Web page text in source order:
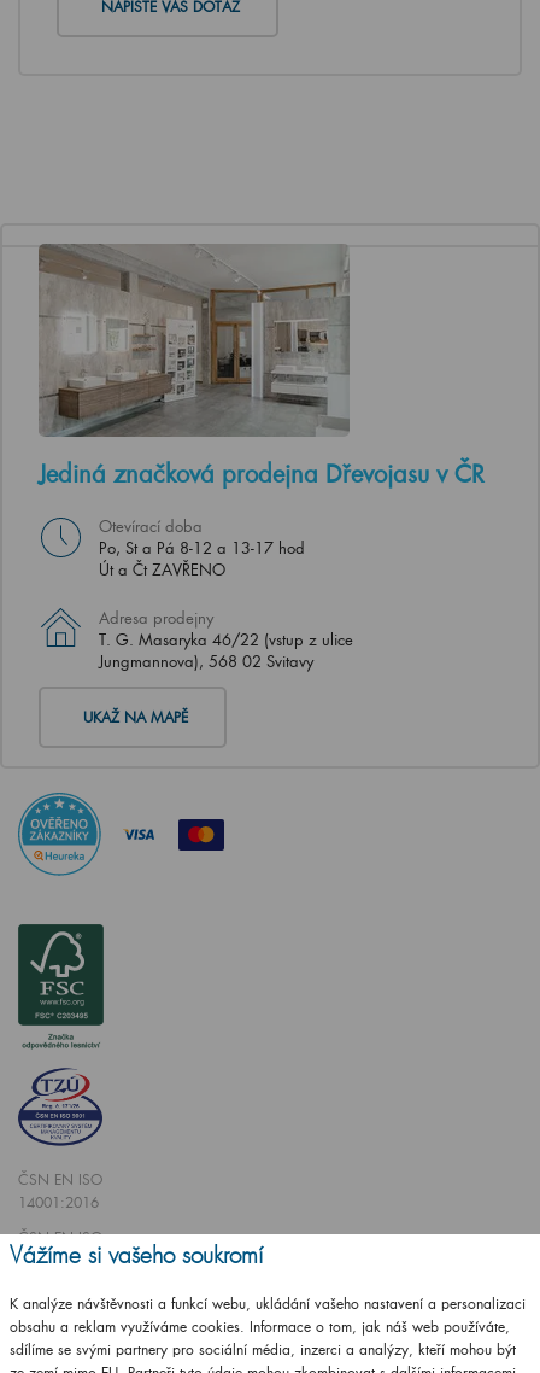
NAPIŠTE VÁŠ DOTAZ
Jediná značková prodejna Dřevojasu v ČR
Otevírací doba
Po, St a Pá 8-12 a 13-17 hod
Út a Čt ZAVŘENO
Adresa prodejny
T. G. Masaryka 46/22 (vstup z ulice
Jungmannova), 568 02 Svitavy
UKAŽ NA MAPĚ
ČSN EN ISO
14001:2016
ČSN EN ISO
9001:2016
Vážíme si vašeho soukromí
K analýze návštěvnosti a funkcí webu, ukládání vašeho nastavení a personalizaci
obsahu a reklam využíváme cookies. Informace o tom, jak náš web používáte,
sdílíme se svými partnery pro sociální média, inzerci a analýzy, kteří mohou být